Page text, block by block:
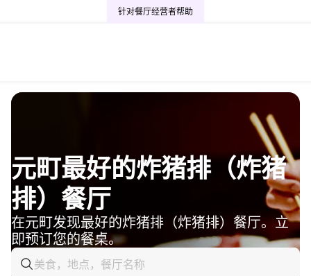
针对餐厅经营者帮助
元町最好的炸猪排（炸猪
排）餐厅
在元町发现最好的炸猪排（炸猪排）餐厅。立
即预订您的餐桌。